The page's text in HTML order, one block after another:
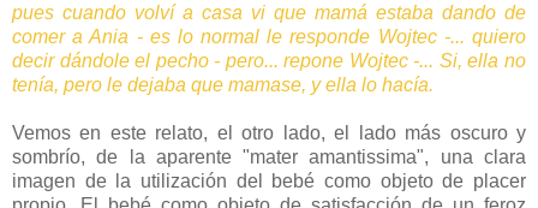
pues cuando volví a casa vi que mamá estaba dando de
comer a Ania - es lo normal le responde Wojtec -... quiero
decir dándole el pecho - pero... repone Wojtec -... Si, ella no
tenía, pero le dejaba que mamase, y ella lo hacía.
Vemos en este relato, el otro lado, el lado más oscuro y
sombrío, de la aparente "mater amantissima", una clara
imagen de la utilización del bebé como objeto de placer